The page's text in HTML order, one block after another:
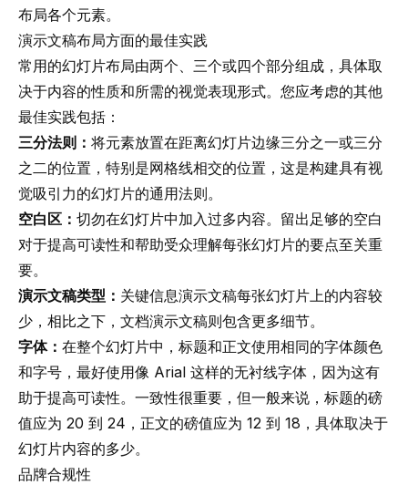
布局各个元素。
演示文稿布局方面的最佳实践
常用的幻灯片布局由两个、三个或四个部分组成，具体取
决于内容的性质和所需的视觉表现形式。您应考虑的其他
最佳实践包括：
三分法则： 将元素放置在距离幻灯片边缘三分之一或三分
之二的位置，特别是网格线相交的位置，这是构建具有视
觉吸引力的幻灯片的通用法则。
空白区： 切勿在幻灯片中加入过多内容。留出足够的空白
对于提高可读性和帮助受众理解每张幻灯片的要点至关重
要。
演示文稿类型： 关键信息演示文稿每张幻灯片上的内容较
少，相比之下，文档演示文稿则包含更多细节。
字体： 在整个幻灯片中，标题和正文使用相同的字体颜色
和字号，最好使用像 Arial 这样的无衬线字体，因为这有
助于提高可读性。一致性很重要，但一般来说，标题的磅
值应为 20 到 24，正文的磅值应为 12 到 18，具体取决于
幻灯片内容的多少。
品牌合规性